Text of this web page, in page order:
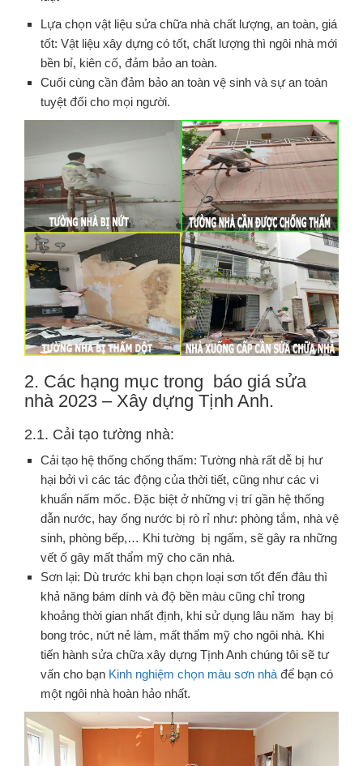
Lựa chọn vật liệu sửa chữa nhà chất lượng, an toàn, giá
tốt: Vật liệu xây dựng có tốt, chất lượng thì ngôi nhà mới
bền bỉ, kiên cố, đảm bảo an toàn.
Cuối cùng cần đảm bảo an toàn vệ sinh và sự an toàn
tuyệt đối cho mọi người.
2. Các hạng mục trong báo giá sửa
nhà 2023 – Xây dựng Tịnh Anh.
2.1. Cải tạo tường nhà:
Cải tạo hệ thống chống thấm: Tường nhà rất dễ bị hư
hại bởi vì các tác động của thời tiết, cũng như các vi
khuẩn nấm mốc. Đặc biệt ở những vị trí gần hệ thống
dẫn nước, hay ống nước bị rò rỉ như: phòng tắm, nhà vệ
sinh, phòng bếp,… Khi tường bị ngấm, sẽ gây ra những
vết ố gây mất thẩm mỹ cho căn nhà.
Sơn lại: Dù trước khi bạn chọn loại sơn tốt đến đâu thì
khả năng bám dính và độ bền màu cũng chỉ trong
khoảng thời gian nhất định, khi sử dụng lâu năm hay bị
bong tróc, nứt nẻ làm, mất thẩm mỹ cho ngôi nhà. Khi
tiến hành sửa chữa xây dựng Tịnh Anh chúng tôi sẽ tư
vấn cho bạn Kinh nghiệm chọn màu sơn nhà để bạn có
một ngôi nhà hoàn hảo nhất.